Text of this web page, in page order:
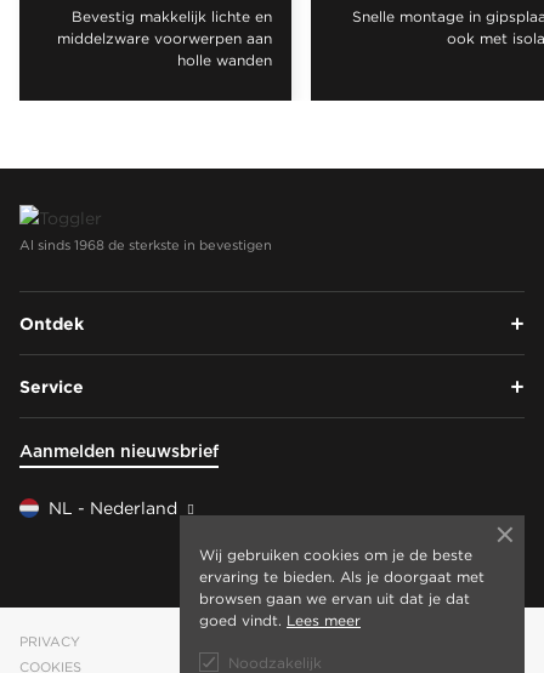
Bevestig makkelijk lichte en
middelzware voorwerpen aan
holle wanden
Snelle montage in
ook met
Al sinds 1968 de sterkste in bevestigen
Ontdek
Service
Aanmelden nieuwsbrief
NL - Nederland
PRIVACY
COOKIES
Wij gebruiken cookies om je de beste
ervaring te bieden. Als je doorgaat met
browsen gaan we ervan uit dat je dat
goed vindt. Lees meer
Noodzakelijk